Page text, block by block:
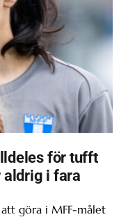
för tufft
aldrig i fara
att göra i MFF-målet